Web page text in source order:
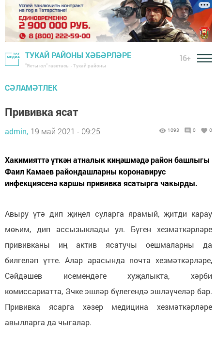
ТУКАЙ РАЙОНЫ ХӘБӘРЛӘРЕ
"Якты юл" газетасы - Тукай районы
16+
СӘЛАМӘТЛЕК
Прививка ясат
admin, 19 май 2021 - 09:25 1093 0 0
Хакимияттә үткән атналык киңәшмәдә район башлыгы
Фаил Камаев райондашларны коронавирус
инфекциясенә каршы прививка ясатырга чакырды.
Авыру үтә дип җиңел суларга ярамый, җитди карау
мөһим, дип ассызыклады ул. Бүген хезмәткәрләре
прививканы иң актив ясатучы оешмаларны да
билгеләп үтте. Алар арасында почта хезмәткәрләре,
Сәйдәшев исемендәге хуҗалыкта, хәрби
комиссариатта, Эчке эшләр бүлегендә эшләүчеләр бар.
Прививка ясарга хәзер медицина хезмәткәрләре
авылларга да чыгалар.